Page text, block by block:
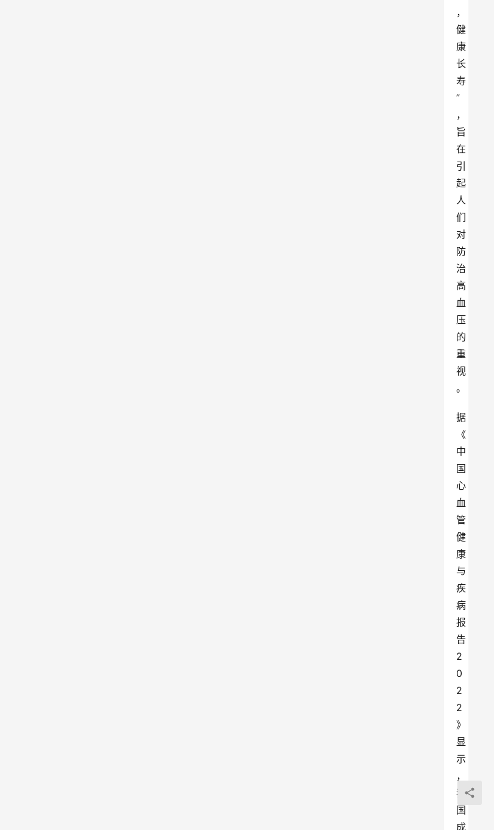
，
健
康
长
寿
”
，
旨
在
引
起
人
们
对
防
治
高
血
压
的
重
视
。
据
《
中
国
心
血
管
健
康
与
疾
病
报
告
2
0
2
2
》
显
示
，
我
国
成